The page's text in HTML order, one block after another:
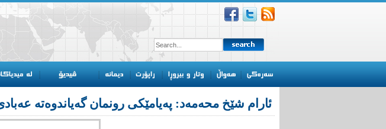
ئارام شێخ محەمەد: پەیامێکی رونمان گەیاندوەتە